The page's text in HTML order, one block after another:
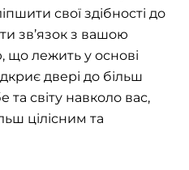
свої здібності до
зв’язок з вашою
що лежить у основі
двері до більш
та світу навколо вас,
цілісним та